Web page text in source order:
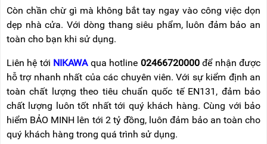
Còn chần chừ gì mà không bắt tay ngay vào công việc dọn
dẹp nhà cửa. Với dòng thang siêu phẩm, luôn đảm bảo an
toàn cho bạn khi sử dụng.
Liên hệ tới NIKAWAqua hotline 02466720000để nhận được
hỗ trợ nhanh nhất của các chuyên viên. Với sự kiểm định an
toàn chất lượng theo tiêu chuẩn quốc tế EN131, đảm bảo
chất lượng luôn tốt nhất tới quý khách hàng. Cùng với bảo
hiểm BẢO MINH lên tới 2 tỷ đồng, luôn đảm bảo an toàn cho
quý khách hàng trong quá trình sử dụng.